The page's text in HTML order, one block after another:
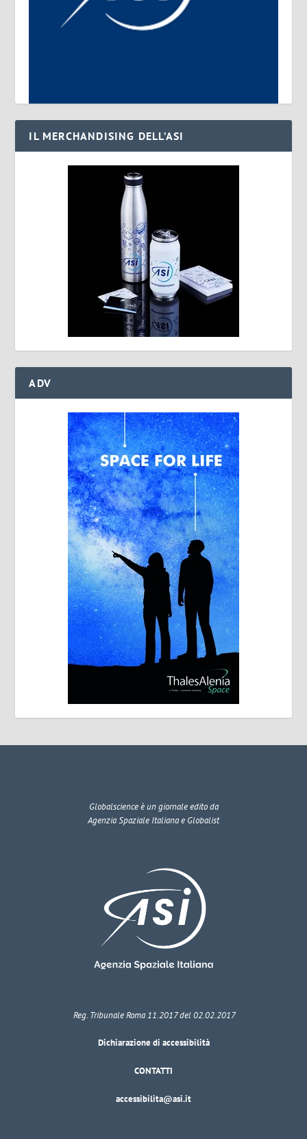
IL MERCHANDISING DELL’ASI
ADV
Globalscienceè un giornale edito da
Agenzia Spaziale Italiana e Globalist
Reg. Tribunale Roma 11.2017 del 02.02.2017
Dichiarazione di accessibilità
CONTATTI
accessibilita@asi.it